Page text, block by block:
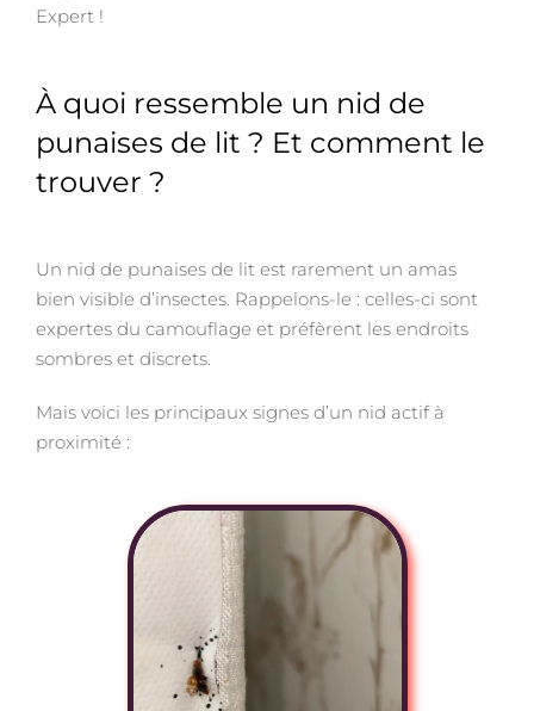
Expert !
À quoi ressemble un nid de
punaises de lit ? Et comment le
trouver ?
Un nid de punaises de lit est rarement un amas
bien visible d’insectes. Rappelons-le : celles-ci sont
expertes du camouflage et préfèrent les endroits
sombres et discrets.
Mais voici les principaux signes d’un nid actif à
proximité :